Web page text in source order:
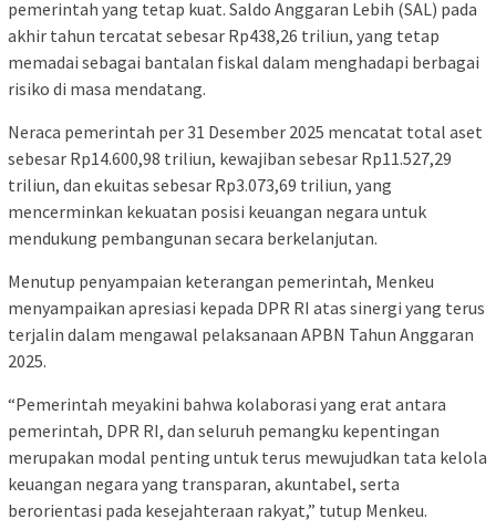
pemerintah yang tetap kuat. Saldo Anggaran Lebih (SAL) pada
akhir tahun tercatat sebesar Rp438,26 triliun, yang tetap
memadai sebagai bantalan fiskal dalam menghadapi berbagai
risiko di masa mendatang.
Neraca pemerintah per 31 Desember 2025 mencatat total aset
sebesar Rp14.600,98 triliun, kewajiban sebesar Rp11.527,29
triliun, dan ekuitas sebesar Rp3.073,69 triliun, yang
mencerminkan kekuatan posisi keuangan negara untuk
mendukung pembangunan secara berkelanjutan.
Menutup penyampaian keterangan pemerintah, Menkeu
menyampaikan apresiasi kepada DPR RI atas sinergi yang terus
terjalin dalam mengawal pelaksanaan APBN Tahun Anggaran
2025.
“Pemerintah meyakini bahwa kolaborasi yang erat antara
pemerintah, DPR RI, dan seluruh pemangku kepentingan
merupakan modal penting untuk terus mewujudkan tata kelola
keuangan negara yang transparan, akuntabel, serta
berorientasi pada kesejahteraan rakyat,” tutup Menkeu.